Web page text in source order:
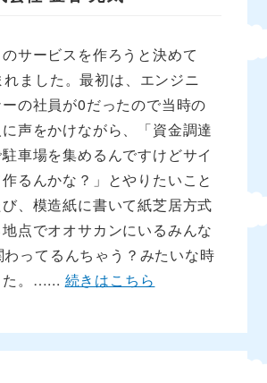
サービスを作ろうと決めて
ました。最初は、エンジニ
の社員が0だったので当時の
声をかけながら、「資金調達
車場を集めるんですけどサイ
るんかな？」とやりたいこと
、模造紙に書いて紙芝居方式
点でオオサカンにいるみんな
ってるんちゃう？みたいな時
た。…... 続きはこちら